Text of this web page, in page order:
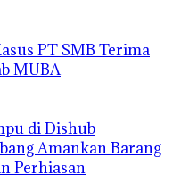
PT SMB Terima
MUBA
di Dishub
Amankan Barang
Perhiasan